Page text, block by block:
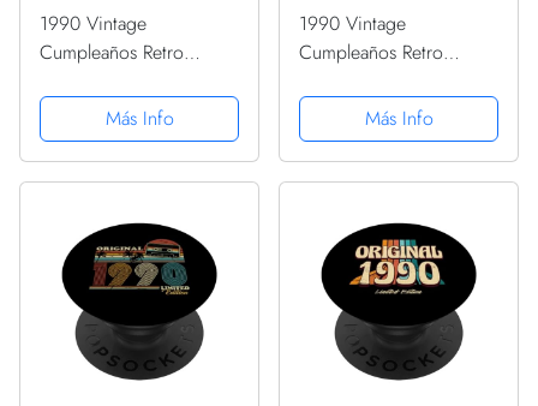
1990 Vintage
Cumpleaños Retro
Hombres Mujer
PopSockets PopGrip
Intercambiable
Más Info
1990 Vintage
Cumpleaños Retro
Hombres Mujer
PopSockets PopGrip
Intercambiable
Más Info